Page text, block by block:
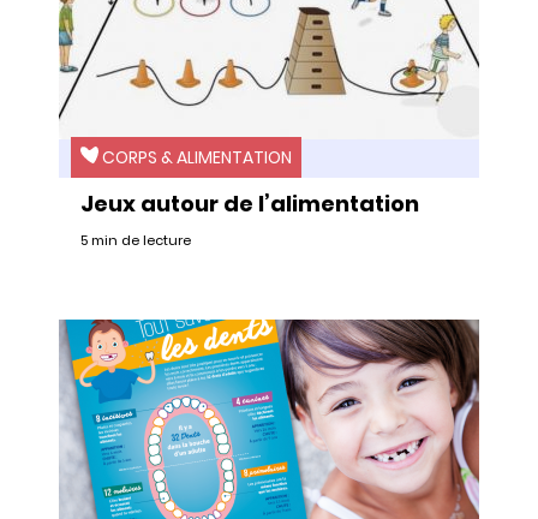
CORPS & ALIMENTATION
Jeux autour de l’alimentation
5 min de lecture